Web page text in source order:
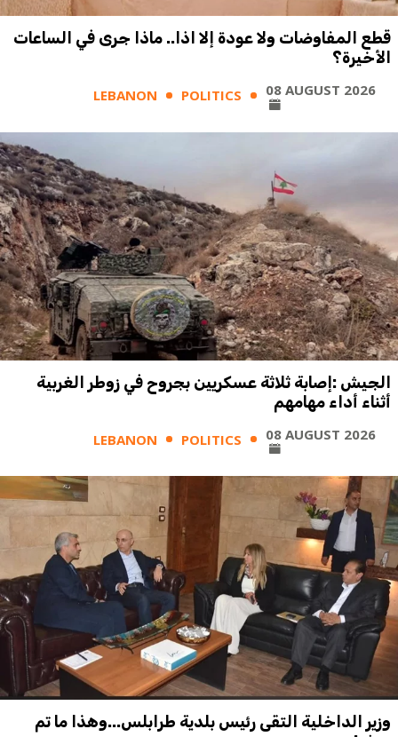
قطع المفاوضات ولا عودة إلا اذا.. ماذا جرى في الساعات
الأخيرة؟
LEBANON POLITICS 08 AUGUST 2026
الجيش :إصابة ثلاثة عسكريين بجروح في زوطر الغربية
أثناء أداء مهامهم
LEBANON POLITICS 08 AUGUST 2026
وزير الداخلية التقى رئيس بلدية طرابلس...وهذا ما تم